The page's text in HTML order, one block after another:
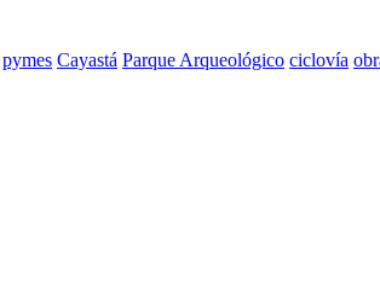
pymes Cayastá Parque Arqueológico ciclovía